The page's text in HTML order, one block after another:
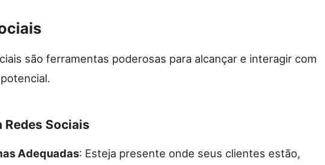
são ferramentas poderosas para alcançar e interagir com
Redes Sociais
Adequadas: Esteja presente onde seus clientes estão,